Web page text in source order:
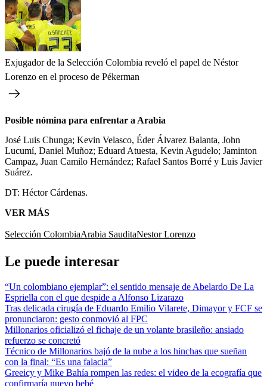
Exjugador de la Selección Colombia reveló el papel de Néstor
Lorenzo en el proceso de Pékerman
Posible nómina para enfrentar a Arabia
José Luis Chunga; Kevin Velasco, Éder Álvarez Balanta, John
Lucumí, Daniel Muñoz; Eduard Atuesta, Kevin Agudelo; Jaminton
Campaz, Juan Camilo Hernández; Rafael Santos Borré y Luis Javier
Suárez.
DT: Héctor Cárdenas.
VER MÁS
Selección ColombiaArabia SauditaNestor Lorenzo
Le puede interesar
“Un colombiano ejemplar”: el sentido mensaje de Abelardo De La
Espriella con el que despide a Alfonso Lizarazo
Tras delicada cirugía de Eduardo Emilio Vilarete, Dimayor y FCF se
pronunciaron: gesto conmovió al FPC
Millonarios oficializó el fichaje de un volante brasileño: ansiado
refuerzo se concretó
Técnico de Millonarios bajó de la nube a los hinchas que sueñan
con la final: “Es una falacia”
Greeicy y Mike Bahía rompen las redes: el video de la ecografía que
confirmaría nuevo bebé